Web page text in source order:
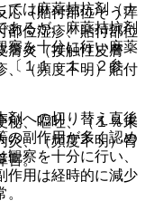
ては麻薬拮抗剤（ナ
あるが、麻薬拮抗剤
察を十分に行い麻薬
〔１１．１．２参
への切り替え直後
の副作用が多く認め
察を十分に行い、
作用は経時的に減少
（貼付部位そう痒
部位湿疹、貼付部位
膚炎（接触性皮膚
、（頻度不明）貼付
、嘔吐、（１％未
炎、（頻度不明）胃
害。